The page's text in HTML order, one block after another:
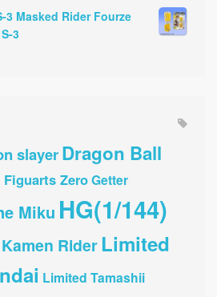
3 Masked Rider Fourze
3
slayerDragon Ball
Figuarts ZeroGetter
Miku HG(1/144)
Kamen Rider Limited
Limited Tamashii